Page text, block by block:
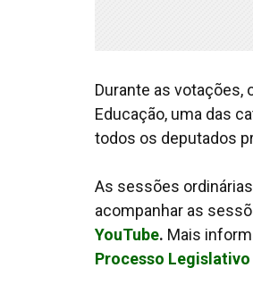
Durante as votações,
Educação, uma das
todos os deputados
As sessões
acompanhar as
YouTube. Mais
Processo